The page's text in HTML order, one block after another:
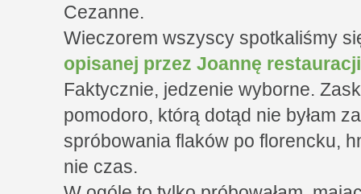
Cezanne.
Wieczorem wszyscy spotkaliśmy
opisanej przez Joannę restauracji
Faktycznie, jedzenie wyborne.
pomodoro, którą dotąd nie byłam
spróbowania flaków po florencku,
nie czas.